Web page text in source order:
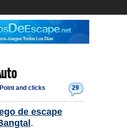
29
Point and clicks
de escape
.